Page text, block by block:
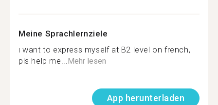
Meine Sprachlernziele
ı want to express myself at B2 level on french,
pls help me... Mehr lesen
App herunterladen